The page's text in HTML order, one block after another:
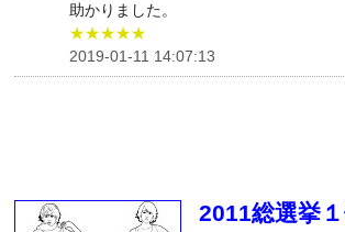
助かりました。
★★★★★
2019-01-11 14:07:13
2011総選挙